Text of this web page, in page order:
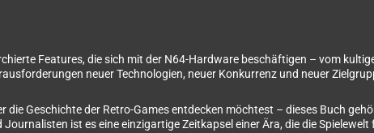
Features, die sich mit der N64-Hardware beschäftigen – vom
neuer Technologien, neuer Konkurrenz und neuer
die Geschichte der Retro-Games entdecken möchtest – dieses Buch
ist es eine einzigartige Zeitkapsel einer Ära, die die